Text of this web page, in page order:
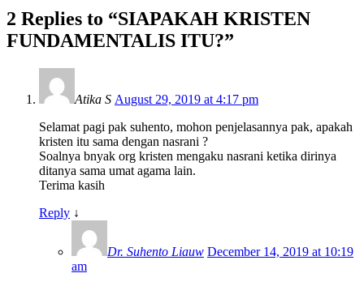
2 Replies to “SIAPAKAH KRISTEN
FUNDAMENTALIS ITU?”
Atika S August 29, 2019 at 4:17 pm
Selamat pagi pak suhento, mohon penjelasannya pak, apakah
kristen itu sama dengan nasrani ?
Soalnya bnyak org kristen mengaku nasrani ketika dirinya
ditanya sama umat agama lain.
Terima kasih
Reply ↓
Dr. Suhento Liauw December 14, 2019 at 10:19
am